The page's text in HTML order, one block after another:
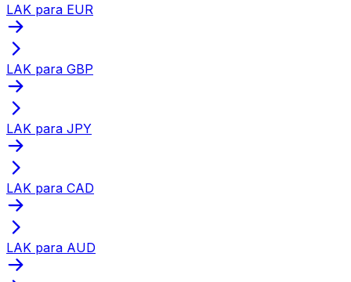
LAK para EUR
LAK para GBP
LAK para JPY
LAK para CAD
LAK para AUD